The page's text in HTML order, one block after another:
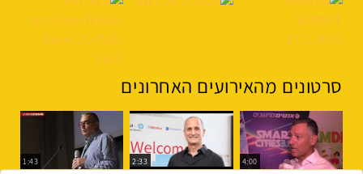
סרטונים מהאירועים האחרונים
4:00
2:33
1:43